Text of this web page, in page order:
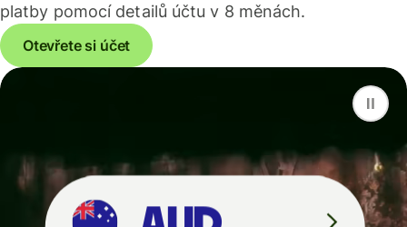
platby pomocí detailů účtu v 8 měnách.
Otevřete si účet
F